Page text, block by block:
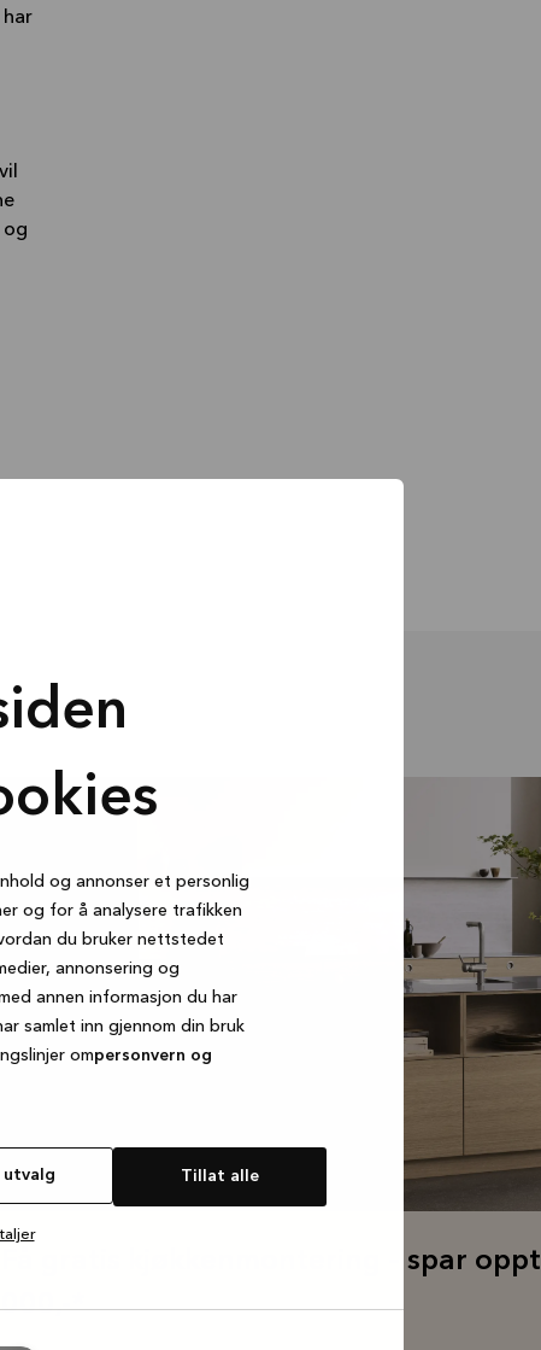
og annonser et personlig
og for å analysere trafikken
du bruker nettstedet
annonsering og
annen informasjon du har
samlet inn gjennom din bruk
ompersonvern og
Tillat alle
og
Få gratis kjøkkenmontering – spar
000,-*